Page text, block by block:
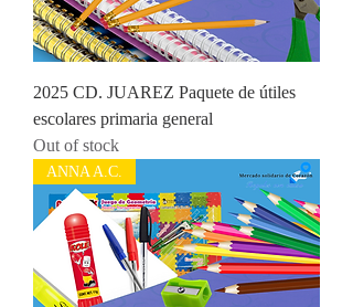
2025 CD. JUAREZ Paquete de útiles
escolares primaria general
Out of stock
ANNA A.C.